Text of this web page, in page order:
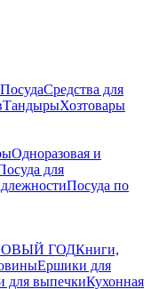
ПосудаСредства для
ТандырыХозтовары
Одноразовая и
для
Посуда по
ГОДКниги,
Ершики для
для выпечкиКухонная